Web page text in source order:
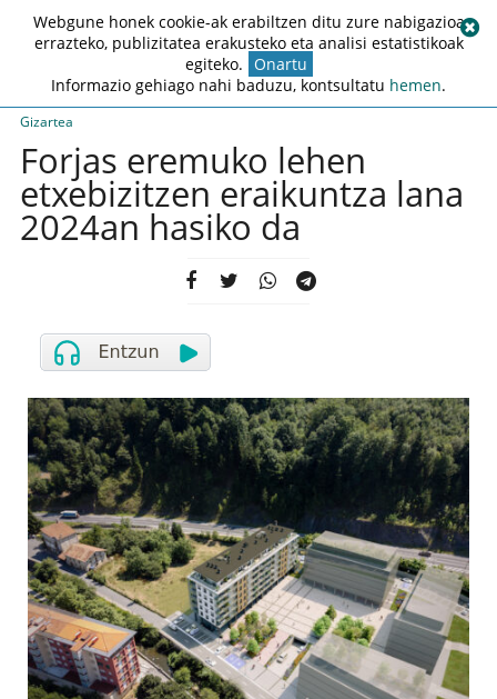
Gizartea
Forjas eremuko lehen
etxebizitzen eraikuntza lana
2024an hasiko da
Webgune honek cookie-ak erabiltzen ditu zure nabigazioa
errazteko, publizitatea erakusteko eta analisi estatistikoak
egiteko. Onartu
Informazio gehiago nahi baduzu, kontsultatu hemen.